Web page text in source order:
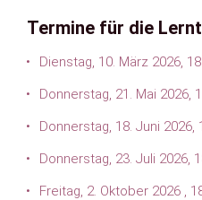
Termine für die
Dienstag, 10. März 2026,
Donnerstag, 21. Mai 2026,
Donnerstag, 18. Juni 2026,
Donnerstag, 23. Juli 2026,
Freitag, 2. Oktober 2026 ,